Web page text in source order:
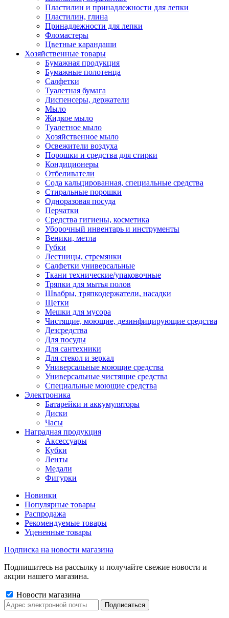
Пластилин и принадлежности для лепки
Пластилин, глина
Принадлежности для лепки
Фломастеры
Цветные карандаши
Хозяйственные товары
Бумажная продукция
Бумажные полотенца
Салфетки
Туалетная бумага
Диспенсеры, держатели
Мыло
Жидкое мыло
Туалетное мыло
Хозяйственное мыло
Освежители воздуха
Порошки и средства для стирки
Кондиционеры
Отбеливатели
Сода кальцированная, специальные средства
Стиральные порошки
Одноразовая посуда
Перчатки
Средства гигиены, косметика
Уборочный инвентарь и инструменты
Веники, метла
Губки
Лестницы, стремянки
Салфетки универсальные
Ткани технические/упаковочные
Тряпки для мытья полов
Швабры, тряпкодержатели, насадки
Щетки
Мешки для мусора
Чистящие, моющие, дезинфицирующие средства
Дезсредства
Для посуды
Для сантехники
Для стекол и зеркал
Универсальные моющие средства
Универсальные чистящие средства
Специальные моющие средства
Электроника
Батарейки и аккумуляторы
Диски
Часы
Наградная продукция
Аксессуары
Кубки
Ленты
Медали
Фигурки
Новинки
Популярные товары
Распродажа
Рекомендуемые товары
Уцененные товары
Подписка на новости магазина
Подпишитесь на рассылку и получайте свежие новости и
акции нашего магазина.
Новости магазина